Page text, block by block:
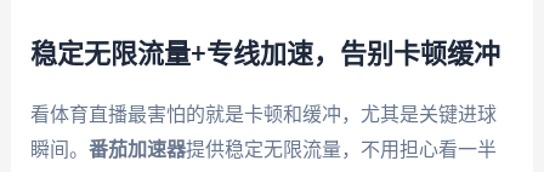
稳定无限流量+专线加速，告别卡顿缓冲
看体育直播最害怕的就是卡顿和缓冲，尤其是关键进球
瞬间。 番茄加速器提供稳定无限流量，不用担心看一半